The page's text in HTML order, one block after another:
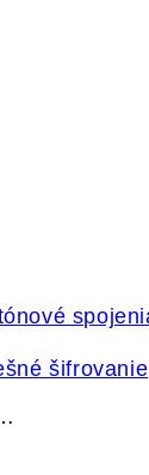
šifrovanie